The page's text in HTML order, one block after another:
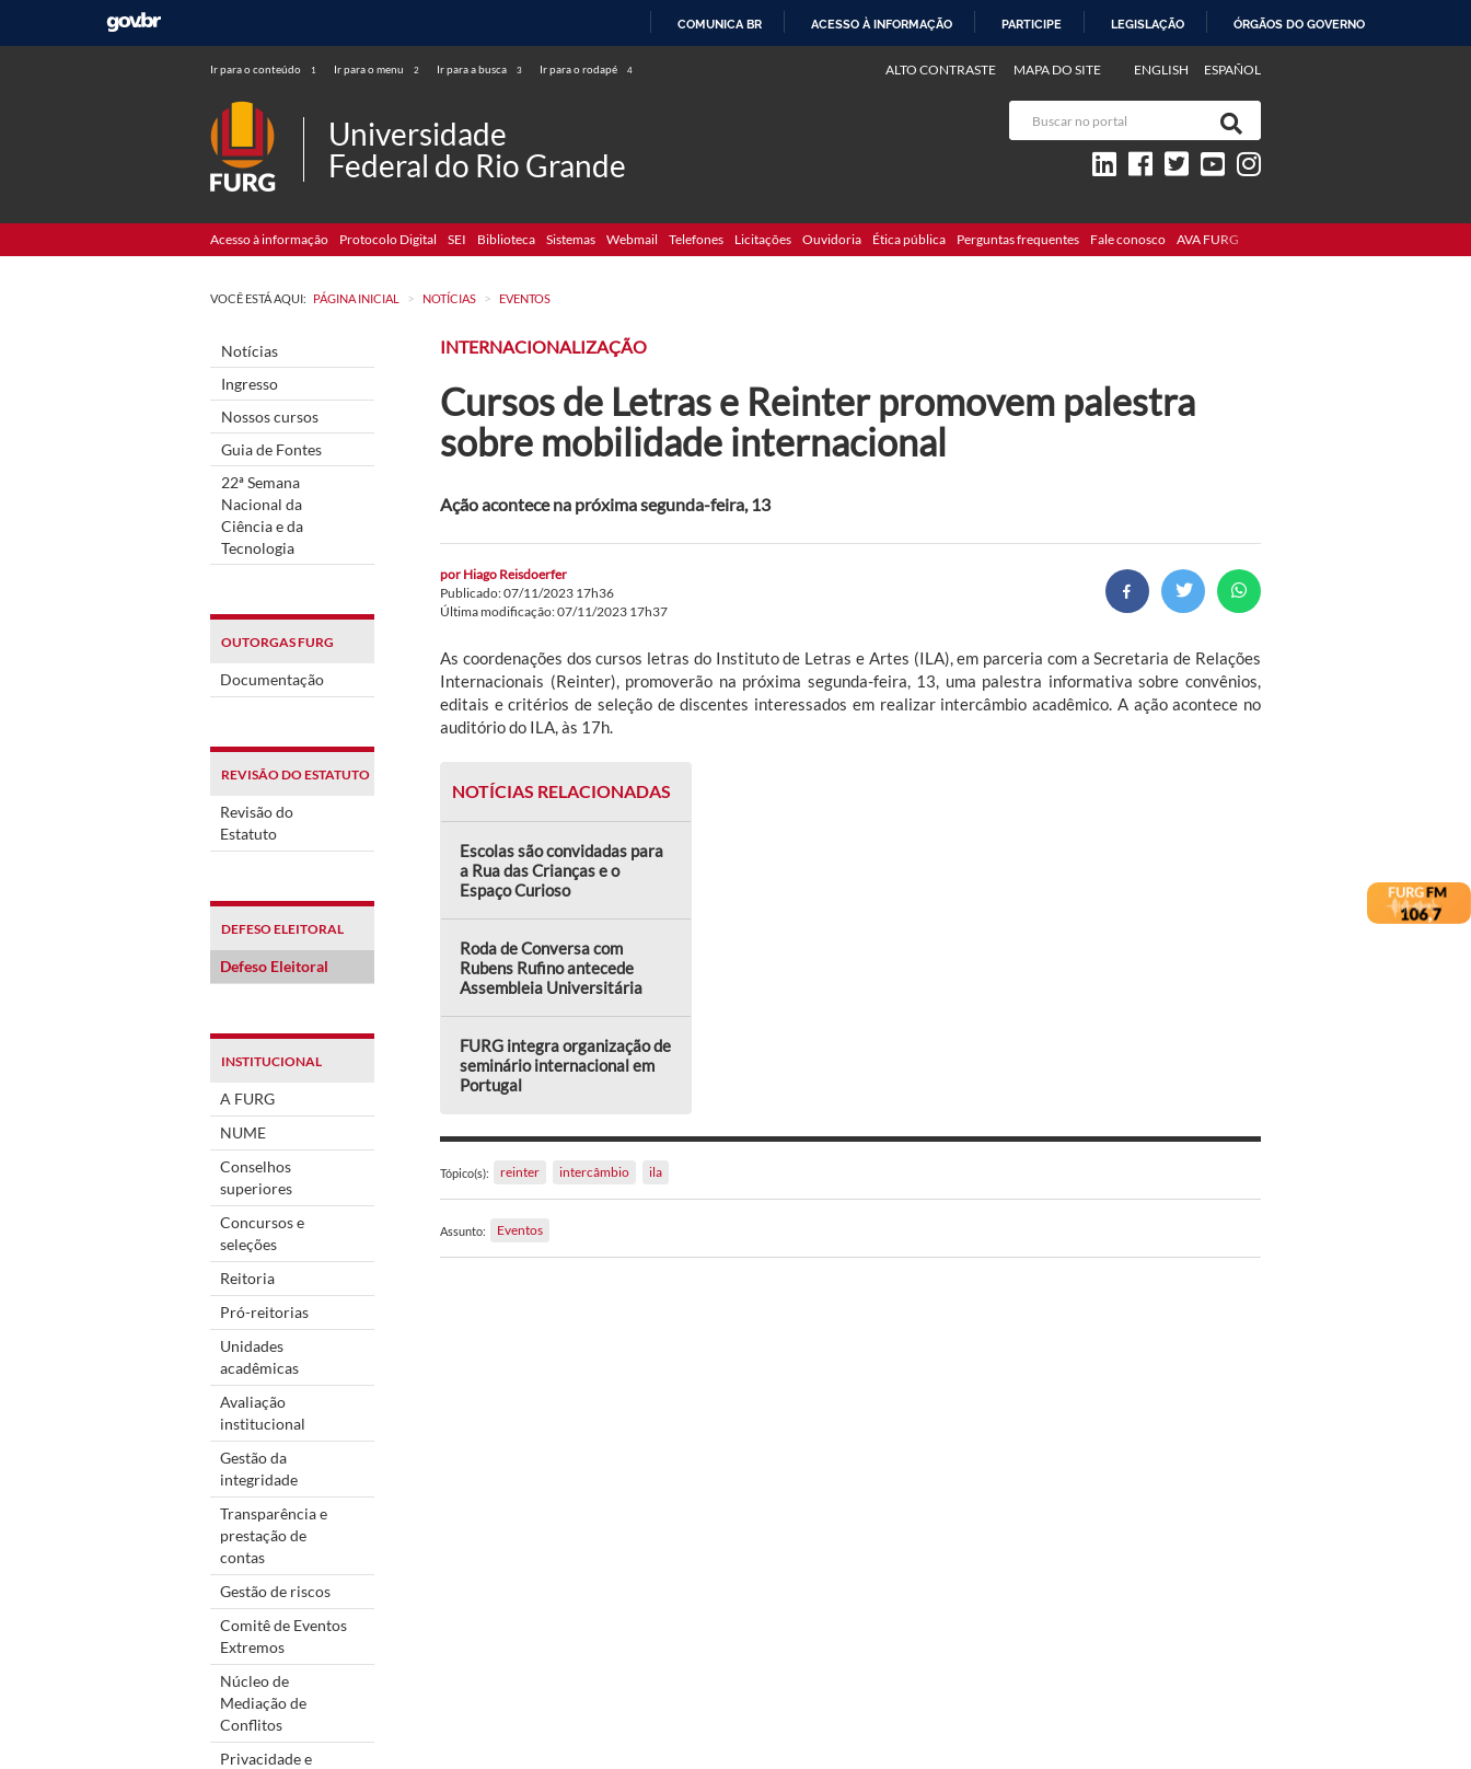
COMUNICA BR ACESSO À INFORMAÇÃO PARTICIPE LEGISLAÇÃO ÓRGÃOS DO GOVERNO
Ir para o conteúdo 1 Ir para o menu 2 Ir para a busca 3 Ir para o rodapé 4 ENGLISH ESPAÑOL
ALTO CONTRASTE MAPA DO SITE
Universidade
Federal do Rio Grande
Acesso à informação Protocolo Digital SEI Biblioteca Sistemas Webmail Telefones Licitações Ouvidoria Ética pública Perguntas frequentes Fale conosco AVA FURG
VOCÊ ESTÁ AQUI: PÁGINA INICIAL > NOTÍCIAS > EVENTOS
Notícias
Ingresso
Nossos cursos
Guia de Fontes
22ª Semana
Nacional da
Ciência e da
Tecnologia
OUTORGAS FURG
Documentação
REVISÃO DO ESTATUTO
Revisão do
Estatuto
DEFESO ELEITORAL
Defeso Eleitoral
INSTITUCIONAL
A FURG
NUME
Conselhos
superiores
Concursos e
seleções
Reitoria
Pró-reitorias
Unidades
acadêmicas
Avaliação
institucional
Gestão da
integridade
Transparência e
prestação de
contas
Gestão de riscos
Comitê de Eventos
Extremos
Núcleo de
Mediação de
Conflitos
Privacidade e
INTERNACIONALIZAÇÃO
Cursos de Letras e Reinter promovem palestra
sobre mobilidade internacional
Ação acontece na próxima segunda-feira, 13
por Hiago Reisdoerfer
Publicado: 07/11/2023 17h36
Última modificação: 07/11/2023 17h37
As coordenações dos cursos letras do Instituto de Letras e Artes (ILA), em parceria com a Secretaria de Relações
Internacionais (Reinter), promoverão na próxima segunda-feira, 13, uma palestra informativa sobre convênios,
editais e critérios de seleção de discentes interessados em realizar intercâmbio acadêmico. A ação acontece no
auditório do ILA, às 17h.
NOTÍCIAS RELACIONADAS
Escolas são convidadas para
a Rua das Crianças e o
Espaço Curioso
Roda de Conversa com
Rubens Rufino antecede
Assembleia Universitária
FURG integra organização de
seminário internacional em
Portugal
Tópico(s): reinter intercâmbio ila
Assunto: Eventos